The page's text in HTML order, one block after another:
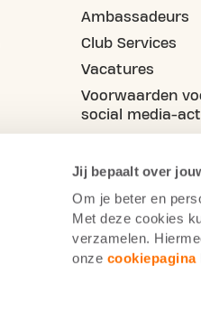
Jij bepaalt over
Om je beter en
Met deze cookies
verzamelen.
onze cookiepagina
Ambassadeurs
Club Services
Vacatures
Voorwaarden
social media-